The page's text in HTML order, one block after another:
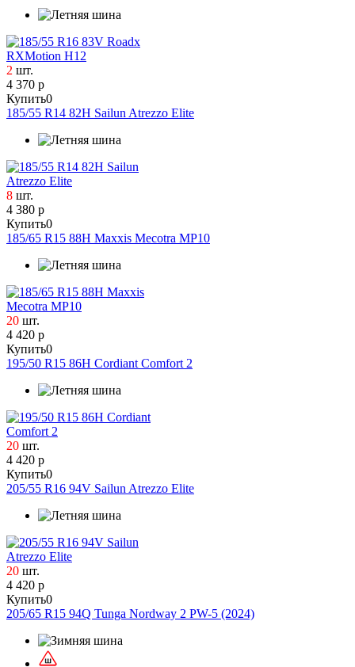
2 шт.
4 370 р
Купить0
185/55 R14 82H Sailun Atrezzo Elite
8 шт.
4 380 р
Купить0
185/65 R15 88H Maxxis Mecotra MP10
20 шт.
4 420 р
Купить0
195/50 R15 86H Cordiant Comfort 2
20 шт.
4 420 р
Купить0
205/55 R16 94V Sailun Atrezzo Elite
20 шт.
4 420 р
Купить0
205/65 R15 94Q Tunga Nordway 2 PW-5 (2024)